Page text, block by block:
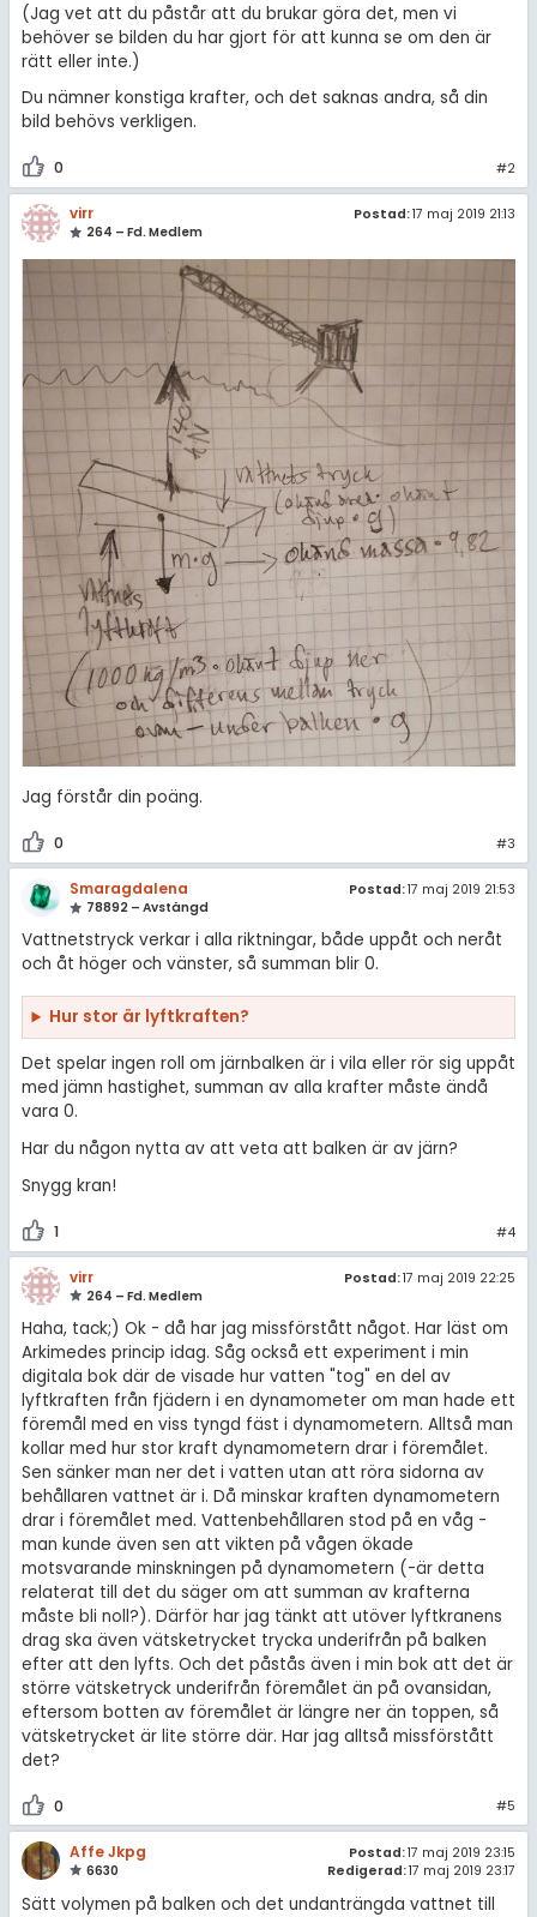
(Jag vet att du påstår att du brukar göra det, men vi
behöver se bilden du har gjort för att kunna se om den är
rätt eller inte.)
Du nämner konstiga krafter, och det saknas andra, så din
bild behövs verkligen.
0 #2
virr
264 – Fd. Medlem
Postad:17 maj 2019 21:13
Jag förstår din poäng.
0 #3
Smaragdalena
78892 – Avstängd
Postad:17 maj 2019 21:53
Vattnetstryck verkar i alla riktningar, både uppåt och neråt
och åt höger och vänster, så summan blir 0.
Hur stor är lyftkraften?
Det spelar ingen roll om järnbalken är i vila eller rör sig uppåt
med jämn hastighet, summan av alla krafter måste ändå
vara 0.
Har du någon nytta av att veta att balken är av järn?
Snygg kran!
1 #4
virr
264 – Fd. Medlem
Postad:17 maj 2019 22:25
Haha, tack;) Ok - då har jag missförstått något. Har läst om
Arkimedes princip idag. Såg också ett experiment i min
digitala bok där de visade hur vatten "tog" en del av
lyftkraften från fjädern i en dynamometer om man hade ett
föremål med en viss tyngd fäst i dynamometern. Alltså man
kollar med hur stor kraft dynamometern drar i föremålet.
Sen sänker man ner det i vatten utan att röra sidorna av
behållaren vattnet är i. Då minskar kraften dynamometern
drar i föremålet med. Vattenbehållaren stod på en våg -
man kunde även sen att vikten på vågen ökade
motsvarande minskningen på dynamometern (-är detta
relaterat till det du säger om att summan av krafterna
måste bli noll?). Därför har jag tänkt att utöver lyftkranens
drag ska även vätsketrycket trycka underifrån på balken
efter att den lyfts. Och det påstås även i min bok att det är
större vätsketryck underifrån föremålet än på ovansidan,
eftersom botten av föremålet är längre ner än toppen, så
vätsketrycket är lite större där. Har jag alltså missförstått
det?
0 #5
Affe Jkpg
6630
Postad:17 maj 2019 23:15
Redigerad:17 maj 2019 23:17
Sätt volymen på balken och det undanträngda vattnet till